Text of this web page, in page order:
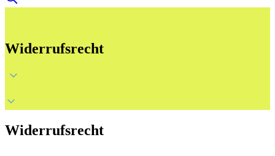
Widerrufsrecht
Widerrufsrecht